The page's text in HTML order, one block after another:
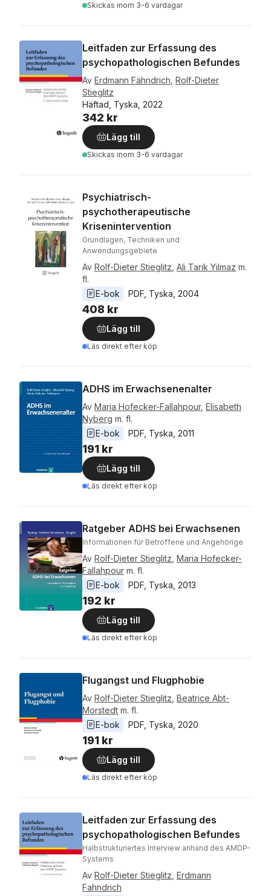
Skickas inom 3-6 vardagar
Leitfaden zur Erfassung des
psychopathologischen Befundes
Av Erdmann Fähndrich Rolf-Dieter
Stieglitz
Häftad, Tyska, 2022
342 kr
Lägg till
Skickas inom 3-6 vardagar
Psychiatrisch-
psychotherapeutische
Krisenintervention
Grundlagen, Techniken und
Anwendungsgebiete
Av Rolf-Dieter Stieglitz Ali Tarik Yilmaz m.
fl.
E-bok
PDF Tyska 2004
408 kr
Lägg till
Läs direkt efter köp
ADHS im Erwachsenenalter
Av Maria Hofecker-Fallahpour, Elisabeth
Nyberg m. fl.
E-bok
PDF Tyska 2011
191 kr
Lägg till
Läs direkt efter köp
Ratgeber ADHS bei Erwachsenen
Informationen für Betroffene und Angehörige
Av Rolf-Dieter Stieglitz Maria Hofecker-
Fallahpour m. fl.
E-bok
PDF Tyska 2013
192 kr
Lägg till
Läs direkt efter köp
Flugangst und Flugphobie
Av Rolf-Dieter Stieglitz Beatrice Abt-
Morstedt m. fl.
E-bok
PDF Tyska 2020
191 kr
Lägg till
Läs direkt efter köp
Leitfaden zur Erfassung des
psychopathologischen Befundes
Halbstrukturiertes Interview anhand des AMDP-
Systems
Av Rolf-Dieter Stieglitz Erdmann
Fahndrich